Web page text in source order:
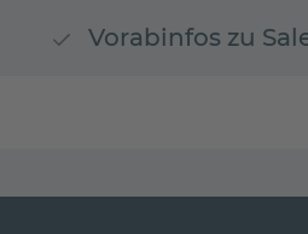
Vorabinfos zu